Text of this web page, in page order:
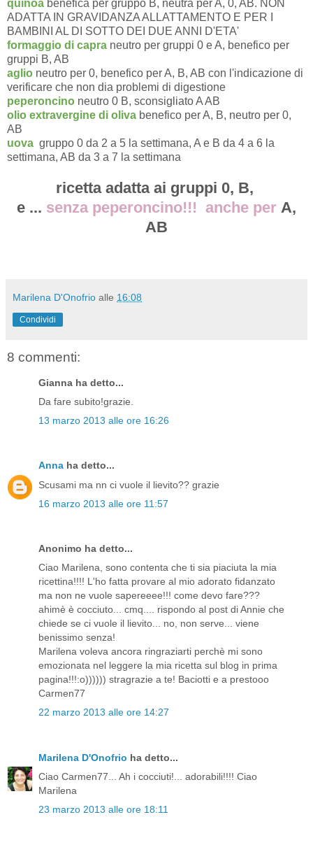
quinoa benefica per gruppo B, neutra per A, 0, AB. NON
ADATTA IN GRAVIDANZA ALLATTAMENTO E PER I
BAMBINI AL DI SOTTO DEI DUE ANNI D'ETA'
formaggio di capra neutro per gruppi 0 e A, benefico per
gruppi B, AB
aglio neutro per 0, benefico per A, B, AB con l'indicazione di
verificare che non dia problemi di digestione
peperoncino neutro 0 B, sconsigliato A AB
olio extravergine di oliva benefico per A, B, neutro per 0,
AB
uova gruppo 0 da 2 a 5 la settimana, A e B da 4 a 6 la
settimana, AB da 3 a 7 la settimana
ricetta adatta ai gruppi 0, B,
e ... senza peperoncino!!! anche per A,
AB
Marilena D'Onofrio alle 16:08
Condividi
8 commenti:
Gianna ha detto...
Da fare subito!grazie.
13 marzo 2013 alle ore 16:26
Anna ha detto...
Scusami ma nn ci vuole il lievito?? grazie
16 marzo 2013 alle ore 11:57
Anonimo ha detto...
Ciao Marilena, sono contenta che ti sia piaciuta la mia
ricettina!!!! L'ho fatta provare al mio adorato fidanzato
ma non ne vuole sapereeee!!! come devo fare???
ahimè è cocciuto... cmq.... rispondo al post di Annie che
chiede se ci vuole il lievito... no, non serve... viene
benissimo senza!
Marilena voleva ancora ringraziarti perchè mi sono
emozionata nel leggere la mia ricetta sul blog in prima
pagina!!!:o)))))) stragrazie a te! Baciotti e a prestooo
Carmen77
22 marzo 2013 alle ore 14:27
Marilena D'Onofrio ha detto...
Ciao Carmen77... Ah i cocciuti!... adorabili!!!! Ciao
Marilena
23 marzo 2013 alle ore 18:11